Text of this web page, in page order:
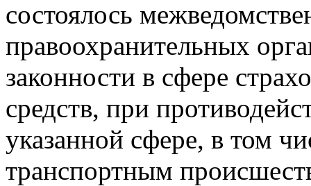
состоялось
правоохранительных
законности в сфере
средств, при
указанной сфере, в том
транспортным